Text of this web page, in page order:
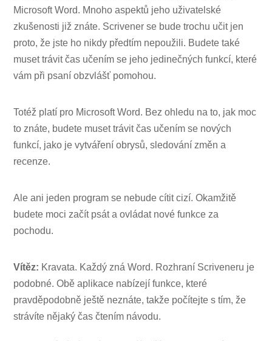
Microsoft Word. Mnoho aspektů jeho uživatelské
zkušenosti již znáte. Scrivener se bude trochu učit jen
proto, že jste ho nikdy předtím nepoužili. Budete také
muset trávit čas učením se jeho jedinečných funkcí, které
vám při psaní obzvlášť pomohou.
Totéž platí pro Microsoft Word. Bez ohledu na to, jak moc
to znáte, budete muset trávit čas učením se nových
funkcí, jako je vytváření obrysů, sledování změn a
recenze.
Ale ani jeden program se nebude cítit cizí. Okamžitě
budete moci začít psát a ovládat nové funkce za
pochodu.
Vítěz: Kravata. Každý zná Word. Rozhraní Scriveneru je
podobné. Obě aplikace nabízejí funkce, které
pravděpodobně ještě neznáte, takže počítejte s tím, že
strávíte nějaký čas čtením návodu.